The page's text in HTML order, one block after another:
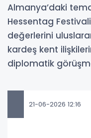
Almanya’daki
Hessentag
değerlerini
kardeş kent
diplomatik
21-06-2026 12:16